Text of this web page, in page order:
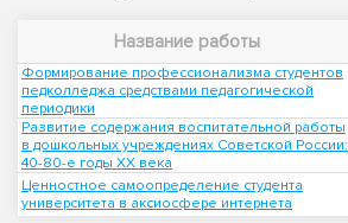
Название работы
Формирование профессионализма студентов
педколледжа средствами педагогической
периодики
Развитие содержания воспитательной работы
в дошкольных учреждениях Советской России:
40-80-е годы XX века
Ценностное самоопределение студента
университета в аксиосфере интернета